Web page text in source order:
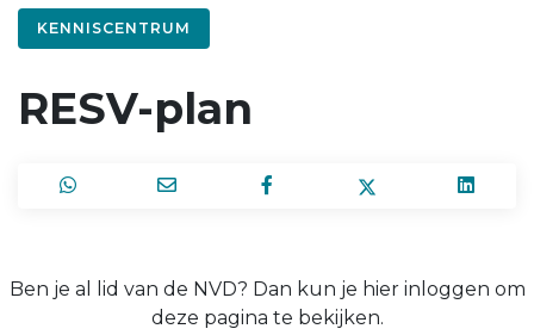
KENNISCENTRUM
RESV-plan
Ben je al lid van de NVD? Dan kun je hier inloggen om
deze pagina te bekijken.